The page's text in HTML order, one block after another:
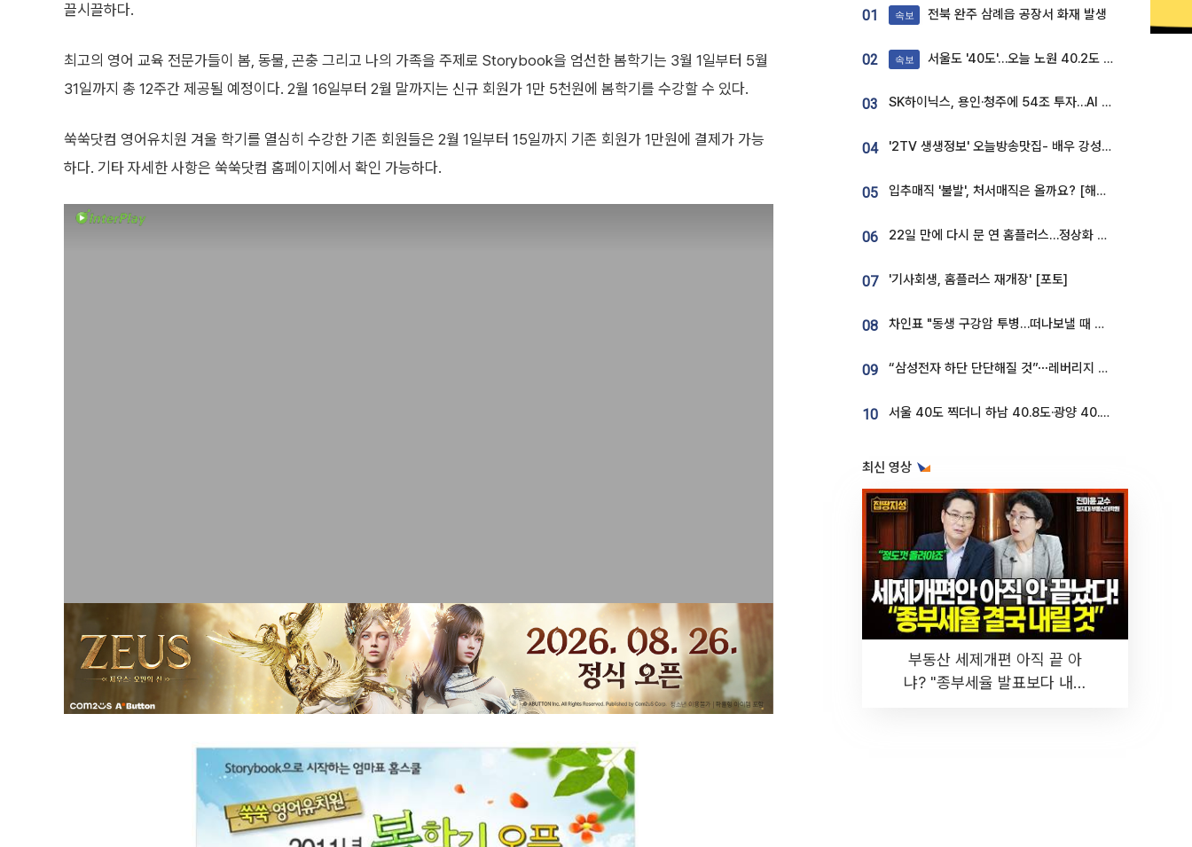
끌시끌하다.
최고의 영어 교육 전문가들이 봄, 동물, 곤충 그리고 나의 가족을 주제로 Storybook을 엄선한 봄학기는 3월 1일부터 5월
31일까지 총 12주간 제공될 예정이다. 2월 16일부터 2월 말까지는 신규 회원가 1만 5천원에 봄학기를 수강할 수 있다.
쑥쑥닷컴 영어유치원 겨울 학기를 열심히 수강한 기존 회원들은 2월 1일부터 15일까지 기존 회원가 1만원에 결제가 가능
하다. 기타 자세한 사항은 쑥쑥닷컴 홈페이지에서 확인 가능하다.
01 속보 전북 완주 삼례읍 공장서 화재 발생
02 속보 서울도 '40도'…오늘 노원 40.2도 기록
03 SK하이닉스, 용인·청주에 54조 투자…AI 메모리 생산기지 키운다
04 '2TV 생생정보' 오늘방송맛집- 배우 강성진 단골! 쌀국수ㆍ푸팟퐁 커리 맛집 '블○○○'
05 입추매직 '불발', 처서매직은 올까요? [해시태그]
06 22일 만에 다시 문 연 홈플러스…정상화 바쁜데 재고 없어 ‘발동동’[가보니]
07 '기사회생, 홈플러스 재개장' [포토]
08 차인표 "동생 구강암 투병…떠나보낼 때 가장 힘들었다”
09 “삼성전자 하단 단단해질 것”⋯레버리지 규제에 쏠림 완화 [찐코노미]
10 서울 40도 찍더니 하남 40.8도·광양 40.2도…전국 '펄펄'
최신 영상
부동산 세제개편 아직 끝 아
냐? "종부세율 발표보다 내릴